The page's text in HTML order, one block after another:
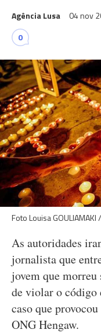
Agência Lusa 04 nov
0
Foto Louisa GOULIAMAKI
As autoridades
jornalista que
jovem que morreu
de violar o código
caso que
ONG Hengaw.